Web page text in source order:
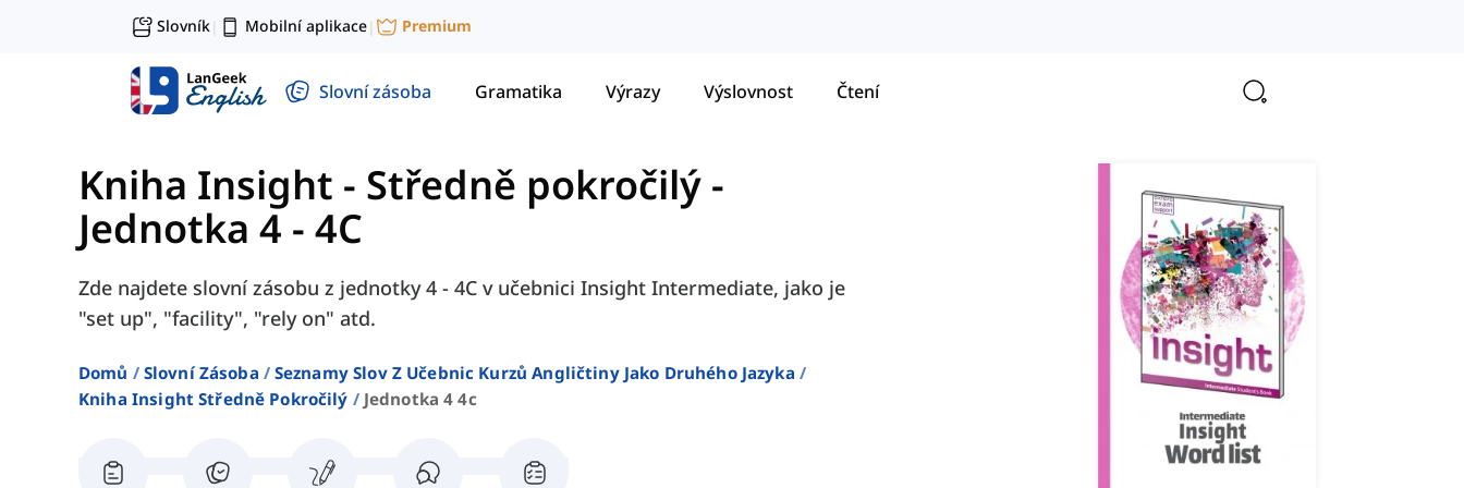
Slovník| Mobilní aplikace| Premium
Slovní zásoba Gramatika Výrazy Výslovnost Čtení
Kniha Insight - Středně pokročilý -
Jednotka 4 - 4C
Zde najdete slovní zásobu z jednotky 4 - 4C v učebnici Insight Intermediate, jako je
"set up", "facility", "rely on" atd.
Domů Slovní Zásoba
Seznamy Slov Z Učebnic Kurzů Angličtiny Jako Druhého Jazyka
Kniha Insight Středně Pokročilý
Jednotka 4 4c